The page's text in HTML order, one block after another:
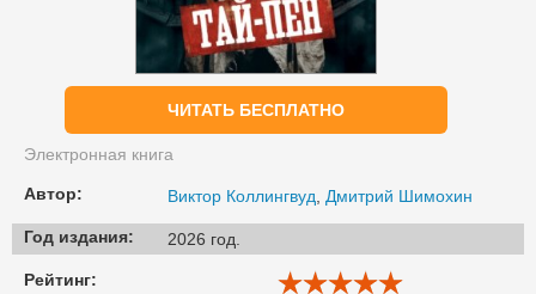
ЧИТАТЬ БЕСПЛАТНО
Электронная книга
Автор: Виктор Коллингвуд Дмитрий Шимохин
Год издания: 2026 год.
Рейтинг: